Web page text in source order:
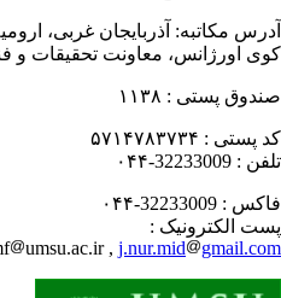
مکاتبه:آذربایجان غربی،
اورژانس، معاونت تحقیقات و
پستی : ۱۱۳۸
پستی : ۵۷۱۴۷۸۳۷۳۴
: 32233009-۰۴۴
: 32233009-۰۴۴
الکترونیک :
umsu.ac.ir ,j.nur.mid